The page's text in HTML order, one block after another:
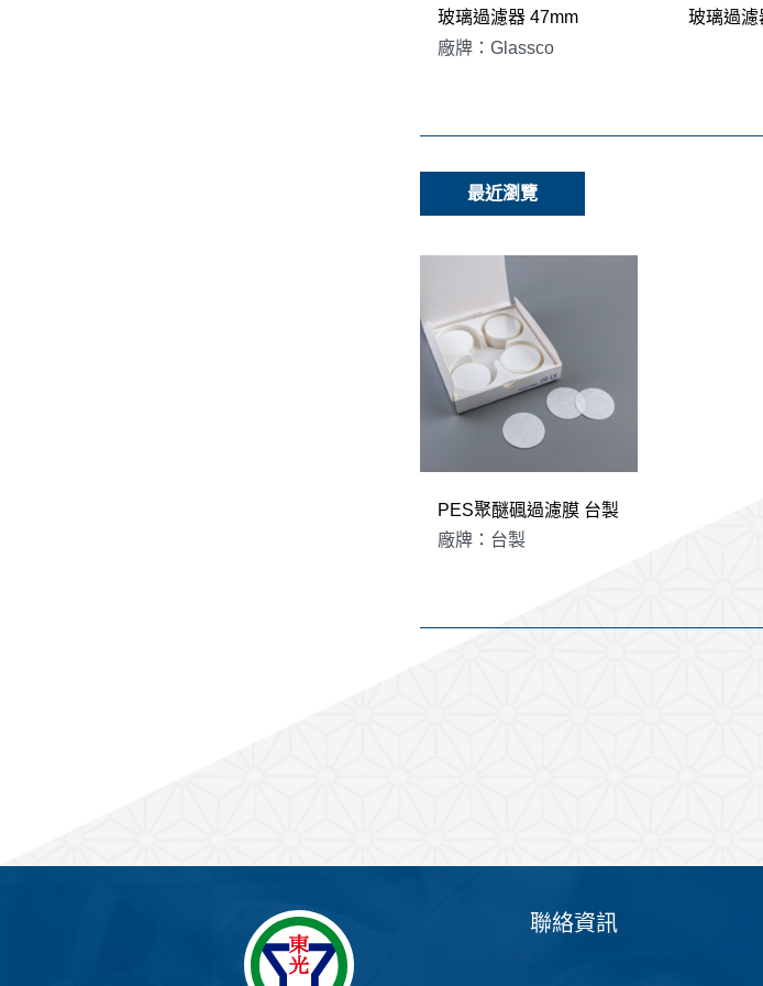
玻璃過濾器 47mm
廠牌：Glassco
玻璃過濾
最近瀏覽
PES聚醚碸過濾膜 台製
廠牌：台製
聯絡資訊